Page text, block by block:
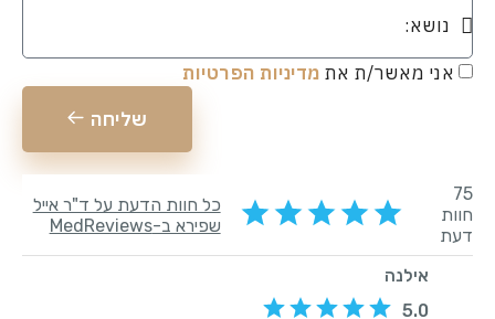
אני מאשר/ת את מדיניות הפרטיות
שליחה